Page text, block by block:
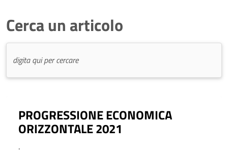
Cerca un articolo
PROGRESSIONE ECONOMICA
ORIZZONTALE 2021
.